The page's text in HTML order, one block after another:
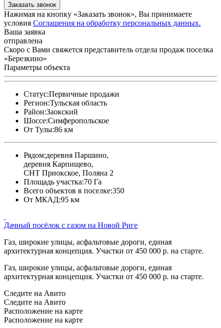
Заказать звонок
Нажимая на кнопку «Заказать звонок», Вы принимаете
условия Соглашения на обработку персональных данных.
Ваша заявка
отправлена
Скоро с Вами свяжется представитель отдела продаж поселка
«Березкино»
Параметры объекта
Статус:Первичные продажи
Регион:Тульская область
Район:Заокский
Шоссе:Симферопольское
От Тулы:86 км
Рядом:деревня Паршино,
деревня Карпищево,
СНТ Приокское, Поляна 2
Площадь участка:70 Га
Всего объектов в поселке:350
От МКАД:95 км
Дачный посёлок с газом на Новой Риге
Газ, широкие улицы, асфальтовые дороги, единая
архитектурная концепция. Участки от 450 000 р. на старте.
Газ, широкие улицы, асфальтовые дороги, единая
архитектурная концепция. Участки от 450 000 р. на старте.
Следите на Авито
Следите на Авито
Расположение на карте
Расположение на карте